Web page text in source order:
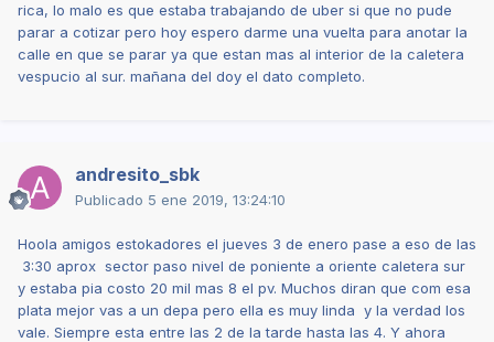
rica, lo malo es que estaba trabajando de uber si que no pude
parar a cotizar pero hoy espero darme una vuelta para anotar la
calle en que se parar ya que estan mas al interior de la caletera
vespucio al sur. mañana del doy el dato completo.
andresito_sbk
Publicado 5 ene 2019, 13:24:10
Hoola amigos estokadores el jueves 3 de enero pase a eso de las
3:30 aprox sector paso nivel de poniente a oriente caletera sur
y estaba pia costo 20 mil mas 8 el pv. Muchos diran que com esa
plata mejor vas a un depa pero ella es muy linda y la verdad los
vale. Siempre esta entre las 2 de la tarde hasta las 4. Y ahora